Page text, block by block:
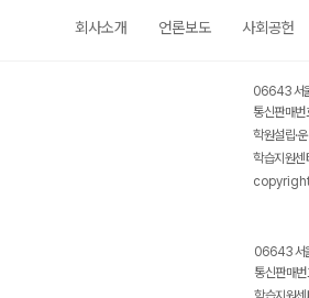
회사소개 언론보도 사회공헌
06643 서
통신판매
학원설립·
학습지원
06643 서
통신판매